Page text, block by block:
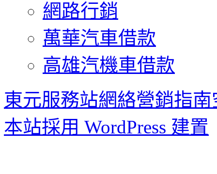
網路行銷
萬華汽車借款
高雄汽機車借款
東元服務站網絡營銷指南
本站採用 WordPress 建置